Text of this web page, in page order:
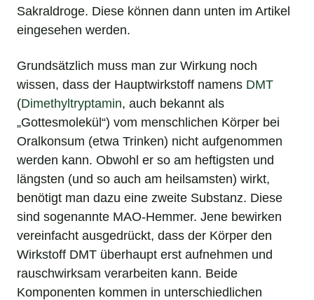
Sakraldroge. Diese können dann unten im Artikel
eingesehen werden.
Grundsätzlich muss man zur Wirkung noch
wissen, dass der Hauptwirkstoff namens DMT
(Dimethyltryptamin, auch bekannt als
„Gottesmolekül“) vom menschlichen Körper bei
Oralkonsum (etwa Trinken) nicht aufgenommen
werden kann. Obwohl er so am heftigsten und
längsten (und so auch am heilsamsten) wirkt,
benötigt man dazu eine zweite Substanz. Diese
sind sogenannte MAO-Hemmer. Jene bewirken
vereinfacht ausgedrückt, dass der Körper den
Wirkstoff DMT überhaupt erst aufnehmen und
rauschwirksam verarbeiten kann. Beide
Komponenten kommen in unterschiedlichen